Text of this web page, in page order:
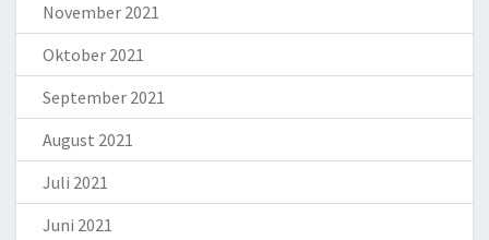
November 2021
Oktober 2021
September 2021
August 2021
Juli 2021
Juni 2021